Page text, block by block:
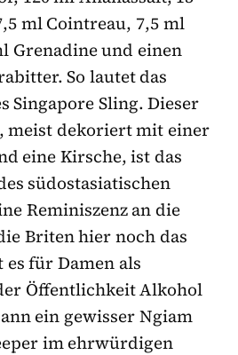
ml Cointreau, 7,5 ml
Grenadine und einen
So lautet das
Singapore Sling. Dieser
meist dekoriert mit einer
eine Kirsche, ist das
südostasiatischen
Reminiszenz an die
Briten hier noch das
es für Damen als
Öffentlichkeit Alkohol
ein gewisser Ngiam
im ehrwürdigen